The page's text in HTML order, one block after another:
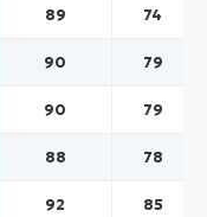
89 74
90 79
90 79
88 78
92 85